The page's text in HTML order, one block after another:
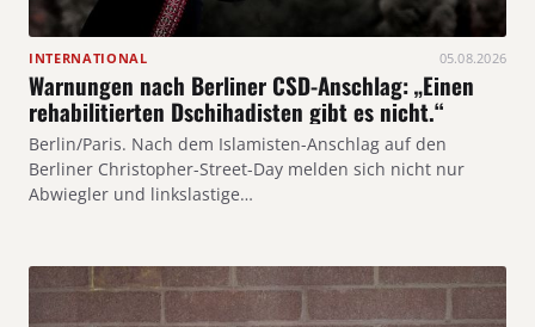
INTERNATIONAL 05.08.2026
Warnungen nach Berliner CSD-Anschlag: „Einen
rehabilitierten Dschihadisten gibt es nicht.“
Berlin/Paris. Nach dem Islamisten-Anschlag auf den
Berliner Christopher-Street-Day melden sich nicht nur
Abwiegler und linkslastige…